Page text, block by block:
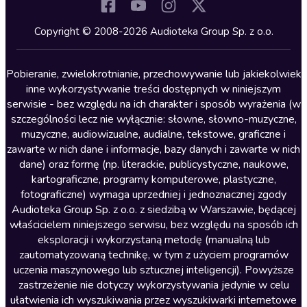
Kryminały
Lektury szkolne
Literatura anglojęzyczna
Literatura faktu
Literatura obyczajowa
Literatura piękna obca
Literatura piękna polska
Nagrania relaksacyjne
Nauka języków
Nauki humanistyczne
Podcasty i audycje
Polityka
Copyright © 2008-2026 Audioteka Group Sp. z o.o.
Pobieranie, zwielokrotnianie, przechowywanie lub jakiekolwiek
inne wykorzystywanie treści dostępnych w niniejszym
serwisie - bez względu na ich charakter i sposób wyrażenia (w
szczególności lecz nie wyłącznie: słowne, słowno-muzyczne,
muzyczne, audiowizualne, audialne, tekstowe, graficzne i
zawarte w nich dane i informacje, bazy danych i zawarte w nich
dane) oraz formę (np. literackie, publicystyczne, naukowe,
kartograficzne, programy komputerowe, plastyczne,
fotograficzne) wymaga uprzedniej i jednoznacznej zgody
Audioteka Group Sp. z o.o. z siedzibą w Warszawie, będącej
właścicielem niniejszego serwisu, bez względu na sposób ich
eksploracji i wykorzystaną metodę (manualną lub
zautomatyzowaną technikę, w tym z użyciem programów
uczenia maszynowego lub sztucznej inteligencji). Powyższe
zastrzeżenie nie dotyczy wykorzystywania jedynie w celu
ułatwienia ich wyszukiwania przez wyszukiwarki internetowe